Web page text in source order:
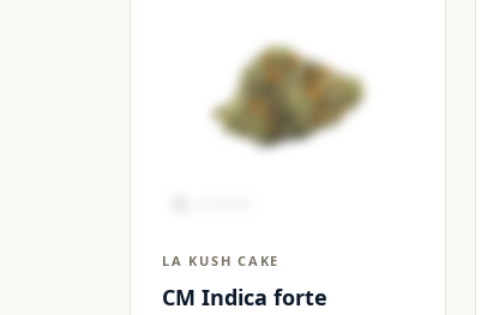
LA KUSH CAKE
CM Indica forte